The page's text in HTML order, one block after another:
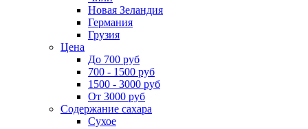
Новая Зеландия
Германия
Грузия
Цена
До 700 руб
700 - 1500 руб
1500 - 3000 руб
От 3000 руб
Содержание сахара
Сухое